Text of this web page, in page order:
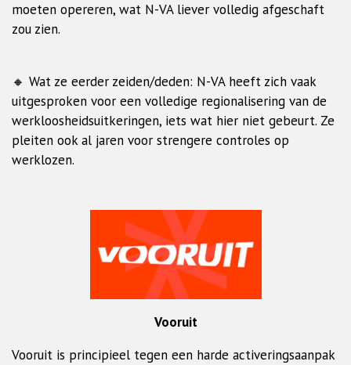
moeten opereren, wat N-VA liever volledig afgeschaft
zou zien.
🔸 Wat ze eerder zeiden/deden: N-VA heeft zich vaak
uitgesproken voor een volledige regionalisering van de
werkloosheidsuitkeringen, iets wat hier niet gebeurt. Ze
pleiten ook al jaren voor strengere controles op
werklozen.
Vooruit
Vooruit is principieel tegen een harde activeringsaanpak